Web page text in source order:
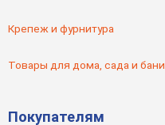
Крепеж и фурнитура
Товары для дома, сада и бани
Покупателям